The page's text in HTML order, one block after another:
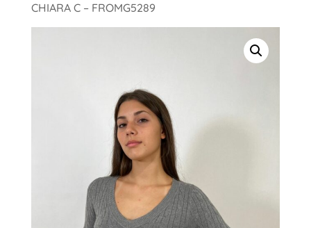
CHIARA C – FROMG5289